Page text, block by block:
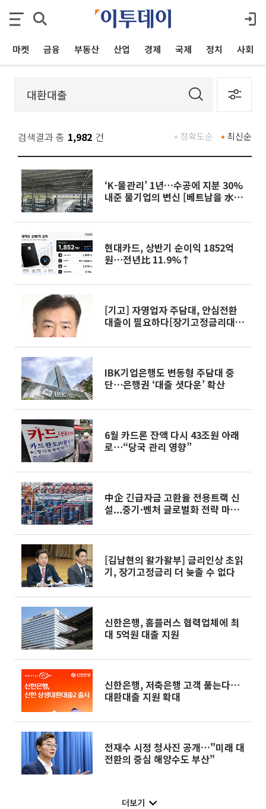
마켓 금융 부동산 산업 경제 국제 정치 사회
검색결과 총 1,982 건 최신순
정확도순
‘K-물관리’ 1년…수공에 지분 30%
내준 물기업의 변신 [베트남을 水놓
현대카드, 상반기 순이익 1852억
원⋯전년比 11.9%↑
[기고] 자영업자 주담대, 안심전환
대출이 필요하다[장기고정금리대출
IBK기업은행도 변동형 주담대 중
단⋯은행권 ‘대출 셧다운’ 확산
6월 카드론 잔액 다시 43조원 아래
로⋯“당국 관리 영향”
中企 긴급자금 고환율 전용트랙 신
설...중기·벤처 글로벌화 전략 마련
[김남현의 왈가왈부] 금리인상 초읽
기, 장기고정금리 더 늦출 수 없다
신한은행, 홈플러스 협력업체에 최
대 5억원 대출 지원
신한은행, 저축은행 고객 품는다⋯
대환대출 지원 확대
전재수 시정 청사진 공개…"미래 대
전환의 중심 해양수도 부산"
더보기